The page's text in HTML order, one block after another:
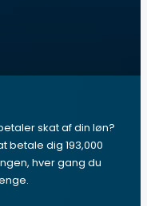
skat af din løn?
betale dig 193,000
hver gang du